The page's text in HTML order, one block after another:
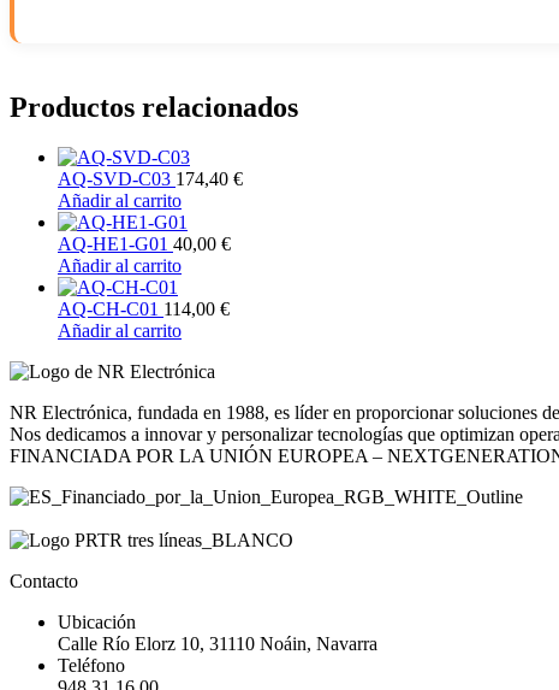
Productos relacionados
AQ-SVD-C03 174,40 €
Añadir al carrito
AQ-HE1-G01 40,00 €
Añadir al carrito
AQ-CH-C01 114,00 €
Añadir al carrito
NR Electrónica, fundada en 1988, es líder en proporcionar soluciones
Nos dedicamos a innovar y personalizar tecnologías que optimizan
FINANCIADA POR LA UNIÓN EUROPEA –
Contacto
Ubicación
Calle Río Elorz 10, 31110 Noáin, Navarra
Teléfono